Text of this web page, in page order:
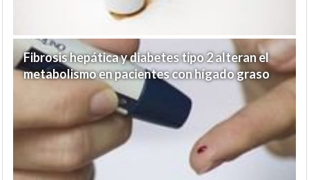
Fibrosis hepática y diabetes tipo 2 alteran el
metabolismo en pacientes con hígado graso